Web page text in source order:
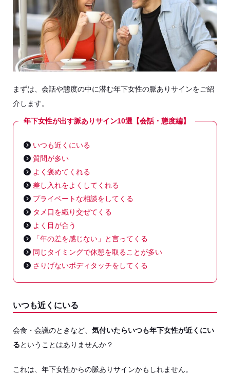
まずは、会話や態度の中に潜む年下女性の脈ありサインをご紹
介します。
年下女性が出す脈ありサイン10選【会話・態度編】
いつも近くにいる
質問が多い
よく褒めてくれる
差し入れをよくしてくれる
プライベートな相談をしてくる
タメ口を織り交ぜてくる
よく目が合う
「年の差を感じない」と言ってくる
同じタイミングで休憩を取ることが多い
さりげないボディタッチをしてくる
いつも近くにいる
会食・会議のときなど、 気付いたらいつも年下女性が近くにい
るということはありませんか？
これは、年下女性からの脈ありサインかもしれません。